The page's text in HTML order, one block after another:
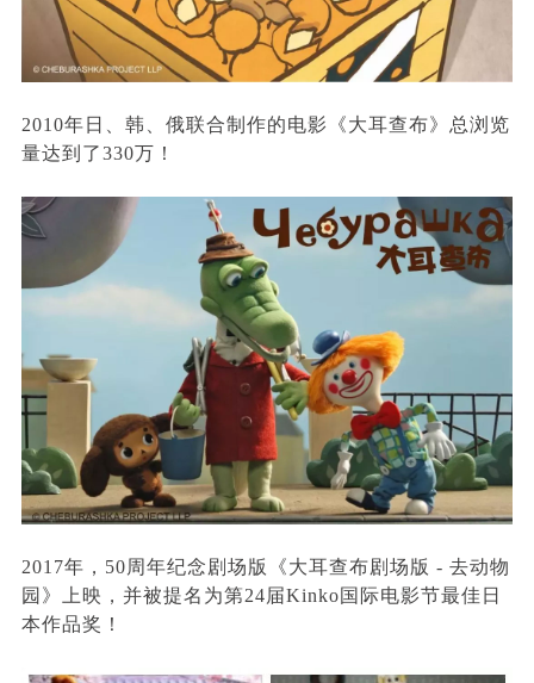
2010年日、韩、俄联合制作的电影《大耳查布》总浏览
量达到了330万！
2017年，50周年纪念剧场版《大耳查布剧场版 - 去动物
园》上映，并被提名为第24届Kinko国际电影节最佳日
本作品奖！